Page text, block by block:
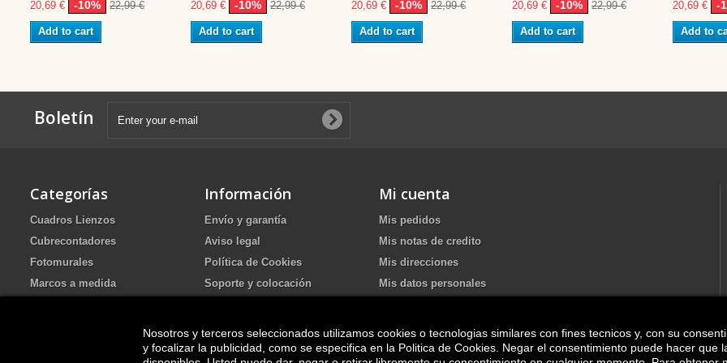
20,69 € -10% 22,99 €
Add to cart
20,69 € -10% 22,99 €
Add to cart
20,69 € -10% 22,99 €
Add to cart
20,69 € -10% 22,99 €
Add to cart
20,69 € -
Add to
Boletín
Categorías
Cuadros Lienzos
Cubrecontadores
Fotomurales
Marcos a medida
Información
Envío y garantía
Aviso legal
Política de Cookies
Soporte y colocación
FAQ
Mi cuenta
Mis pedidos
Mis notas de credito
Mis direcciones
Mis datos personales
Update your Cookie preferences
Nosotros y terceros seleccionados utilizamos cookies o tecnologias similares con fines tecnicos y, con su
y focalizar la publicidad, como se especifica en la Politica de Cookies. Negar el consentimiento puede hacer que